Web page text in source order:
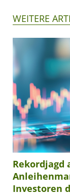
WEITERE
Rekordjagd
Investoren